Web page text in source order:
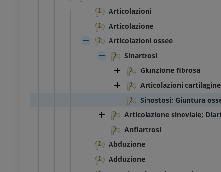
Articolazioni
Articolazione
Articolazioni ossee
Sinartrosi
Giunzione fibrosa
Articolazioni
Sinostosi; Giuntura
Articolazione sinoviale;
Anfiartrosi
Abduzione
Adduzione